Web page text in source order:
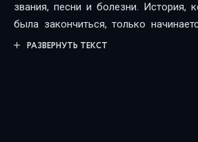
звания, песни и болезни. История,
была закончиться, только
так много понять друг о друге и о себе.
РАЗВЕРНУТЬ ТЕКСТ